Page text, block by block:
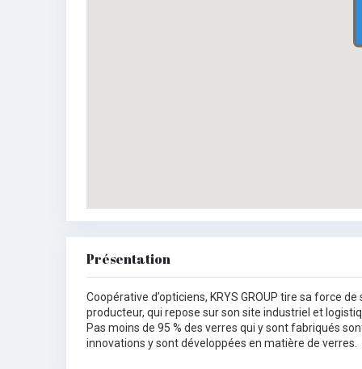
Présentation
Coopérative d’opticiens, KRYS GROUP tire sa force
producteur, qui repose sur son site industriel et
Pas moins de 95 % des verres qui y sont fabriqués
innovations y sont développées en matière de verres.